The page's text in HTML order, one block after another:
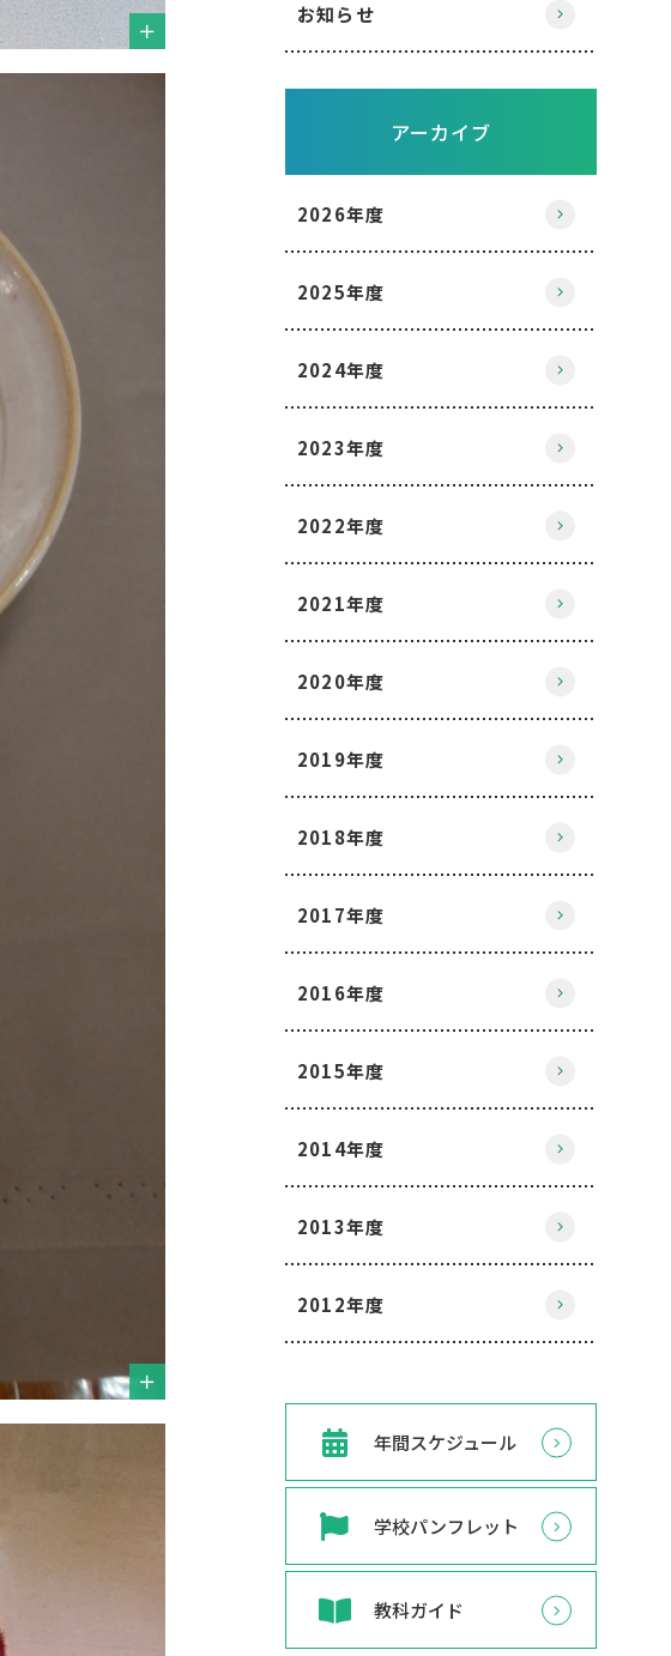
お知らせ
アーカイブ
2026年度
2025年度
2024年度
2023年度
2022年度
2021年度
2020年度
2019年度
2018年度
2017年度
2016年度
2015年度
2014年度
2013年度
2012年度
年間スケジュール
学校パンフレット
教科ガイド